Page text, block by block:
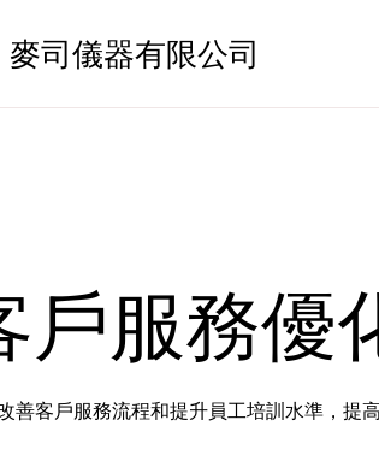
麥司儀器有限公司
戶服務優
善客戶服務流程和提升員工培訓水準，提